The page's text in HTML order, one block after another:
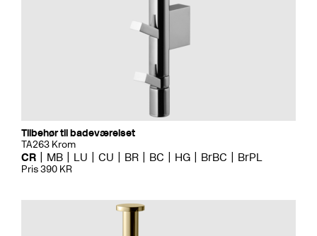
Tilbehør til badeværelset
TA263 Krom
CR MB LU CU BR BC HG BrBC BrPL
Pris 390 KR